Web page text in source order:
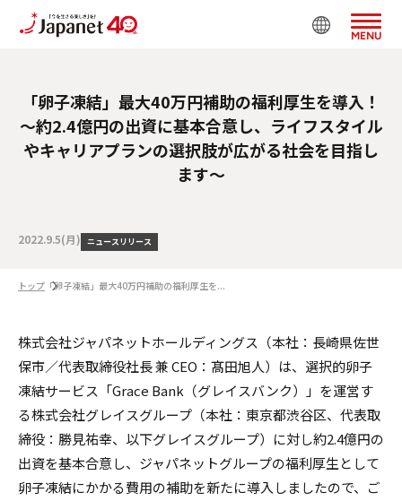
MENU
「卵子凍結」最大40万円補助の福利厚生を導入！
～約2.4億円の出資に基本合意し、ライフスタイル
やキャリアプランの選択肢が広がる社会を目指し
ます～
2022.9.5(月) ニュースリリース
トップ 「卵子凍結」最大40万円補助の福利厚生を...
株式会社ジャパネットホールディングス（本社：⻑崎県佐世
保市／代表取締役社⻑ 兼 CEO：髙⽥旭⼈）は、選択的卵子
凍結サービス「Grace Bank（グレイスバンク）」を運営す
る株式会社グレイスグループ（本社：東京都渋谷区、代表取
締役：勝見祐幸、以下グレイスグループ）に対し約2.4億円の
出資を基本合意し、ジャパネットグループの福利厚生として
卵子凍結にかかる費用の補助を新たに導入しましたので、ご